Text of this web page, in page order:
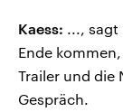
Kaess: ..., sagt
Ende
Trailer und die
Gespräch.